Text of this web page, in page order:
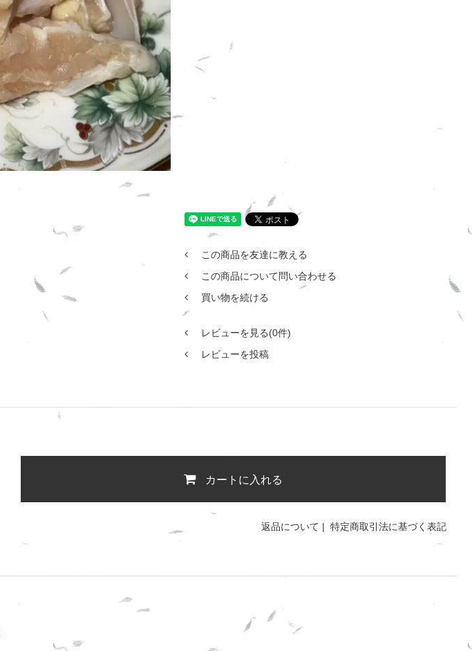
この商品を友達に教える
この商品について問い合わせる
買い物を続ける
レビューを見る(0件)
レビューを投稿
カートに入れる
返品について | 特定商取引法に基づく表記